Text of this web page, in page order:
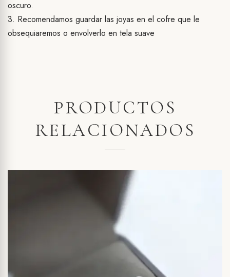
oscuro.
3. Recomendamos guardar las joyas en el cofre que le
obsequiaremos o envolverlo en tela suave
PRODUCTOS
RELACIONADOS